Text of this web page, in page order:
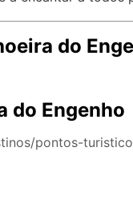
do
do Engenho
pontos-